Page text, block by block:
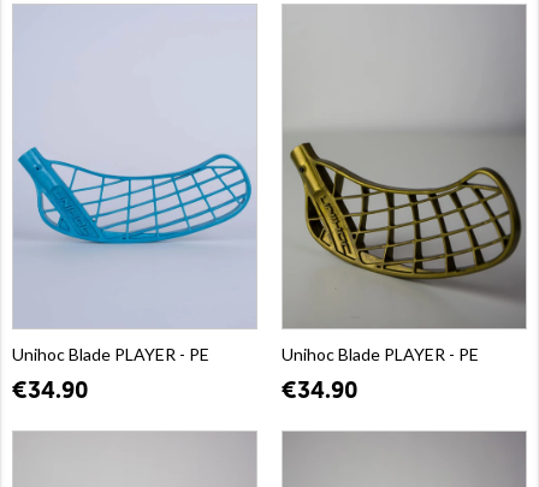
Unihoc Blade PLAYER - PE
€34.90
Unihoc Blade PLAYER - PE
€34.90